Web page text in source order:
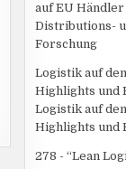
auf EU Händler
Distributions-
Forschung
Logistik auf
Highlights und
Logistik auf
Highlights und
278 - “Lean